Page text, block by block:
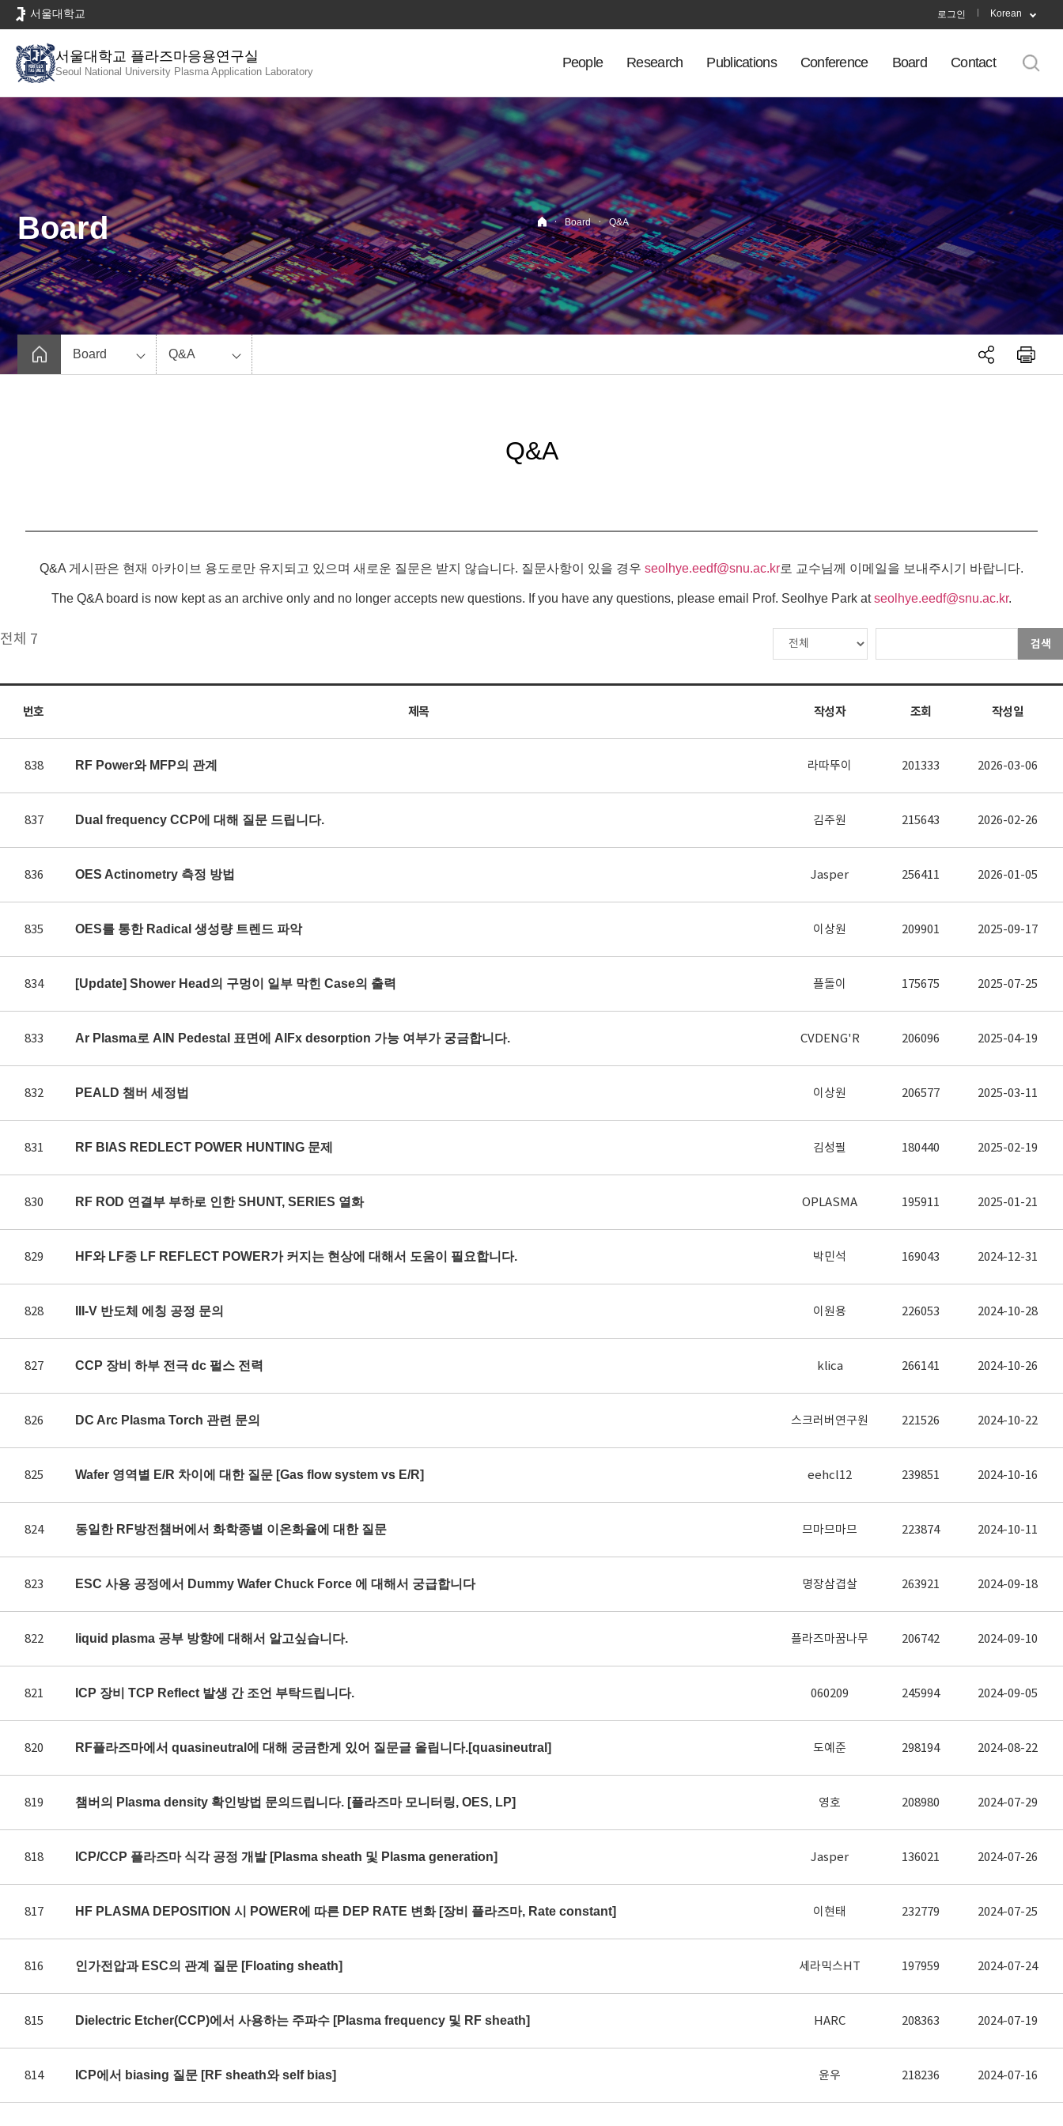
로
뉴
서울대학교 로그인 Korean
서울대학교 플라즈마응용연구실
Seoul National University Plasma Application Laboratory
People Research Publications Conference Board Contact
Board · Board · Q&A
Board Q&A
Q&A
Q&A 게시판은 현재 아카이브 용도로만 유지되고 있으며 새로운 질문은 받지 않습니다. 질문사항이 있을 경우 seolhye.eedf@snu.ac.kr로 교수님께 이메일을 보내주시기 바랍니다.
The Q&A board is now kept as an archive only and no longer accepts new questions. If you have any questions, please email Prof. Seolhye Park atseolhye.eedf@snu.ac.kr.
전체 7 검색
번호 제목 작성자 조회 작성일
838 RF Power와 MFP의 관계 라따뚜이 201333 2026-03-06
837 Dual frequency CCP에 대해 질문 드립니다. 김주원 215643 2026-02-26
836 OES Actinometry 측정 방법 Jasper 256411 2026-01-05
835 OES를 통한 Radical 생성량 트렌드 파악 이상원 209901 2025-09-17
834 [Update] Shower Head의 구멍이 일부 막힌 Case의 출력 플돌이 175675 2025-07-25
833 Ar Plasma로 AlN Pedestal 표면에 AlFx desorption 가능 여부가 궁금합니다. CVDENG'R 206096 2025-04-19
832 PEALD 챔버 세정법 이상원 206577 2025-03-11
831 RF BIAS REDLECT POWER HUNTING 문제 김성필 180440 2025-02-19
830 RF ROD 연결부 부하로 인한 SHUNT, SERIES 열화 OPLASMA 195911 2025-01-21
829 HF와 LF중 LF REFLECT POWER가 커지는 현상에 대해서 도움이 필요합니다. 박민석 169043 2024-12-31
828 III-V 반도체 에칭 공정 문의 이원용 226053 2024-10-28
827 CCP 장비 하부 전극 dc 펄스 전력 klica 266141 2024-10-26
826 DC Arc Plasma Torch 관련 문의 스크러버연구원 221526 2024-10-22
825 Wafer 영역별 E/R 차이에 대한 질문 [Gas flow system vs E/R] eehcl12 239851 2024-10-16
824 동일한 RF방전챔버에서 화학종별 이온화율에 대한 질문 므마므마므 223874 2024-10-11
823 ESC 사용 공정에서 Dummy Wafer Chuck Force 에 대해서 궁급합니다 명장삼겹살 263921 2024-09-18
822 liquid plasma 공부 방향에 대해서 알고싶습니다. 플라즈마꿈나무 206742 2024-09-10
821 ICP 장비 TCP Reflect 발생 간 조언 부탁드립니다. 060209 245994 2024-09-05
820 RF플라즈마에서 quasineutral에 대해 궁금한게 있어 질문글 올립니다.[quasineutral] 도예준 298194 2024-08-22
819 챔버의 Plasma density 확인방법 문의드립니다. [플라즈마 모니터링, OES, LP] 영호 208980 2024-07-29
818 ICP/CCP 플라즈마 식각 공정 개발 [Plasma sheath 및 Plasma generation] Jasper 136021 2024-07-26
817 HF PLASMA DEPOSITION 시 POWER에 따른 DEP RATE 변화 [장비 플라즈마, Rate constant] 이현태 232779 2024-07-25
816 인가전압과 ESC의 관계 질문 [Floating sheath] 세라믹스HT 197959 2024-07-24
815 Dielectric Etcher(CCP)에서 사용하는 주파수 [Plasma frequency 및 RF sheath] HARC 208363 2024-07-19
814 ICP에서 biasing 질문 [RF sheath와 self bias] 윤우 218236 2024-07-16